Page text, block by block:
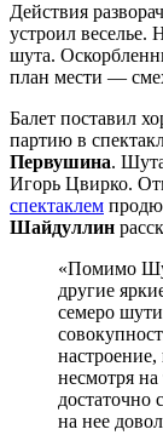
Действия
устроил веселье.
шута.
план мести —
Балет поставил
партию в
Первушина.
Игорь Цвирко.
спектаклем
Шайдуллин
«Помимо
другие
семеро
настроение,
несмотря
достаточно
на нее